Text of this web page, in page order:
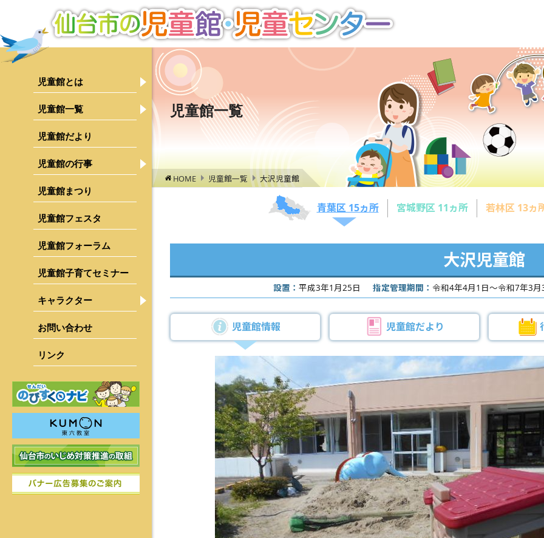
児童館とは 児童館について
ご利用にあたって
募集のご案内
児童館一覧 青葉区
太白区
児童館だより
児童館の行事 行事検索
乳幼児親子対象行事
児童館まつり
児童館フェスタ
児童館フォーラム
児童館子育てセミナー
キャラクター 青葉区
お問い合わせ
リンク
児童館一覧
HOME 児童館一覧 大沢児童館
青葉区 15ヵ所 宮城野区 11ヵ所 若林区 13ヵ
大沢児童館
設置： 平成3年1月25日 指定管理期間： 令和4年4月1日～令和7年3月
児童館情報 児童館だより